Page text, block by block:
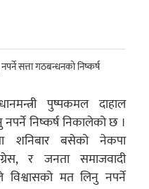
पुष्पकमल दाहाल
नपर्ने निष्कर्ष निकालेको छ ।
शनिबार बसेको नेकपा
र जनता समाजवादी
विश्वासको मत लिनु नपर्ने